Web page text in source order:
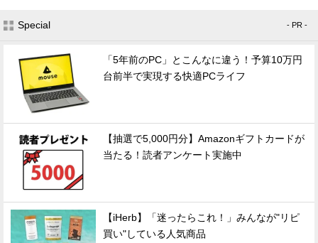
Special - PR -
「5年前のPC」とこんなに違う！予算10万円
台前半で実現する快適PCライフ
【抽選で5,000円分】Amazonギフトカードが
当たる！読者アンケート実施中
【iHerb】「迷ったらこれ！」みんなが"リピ
買い"している人気商品